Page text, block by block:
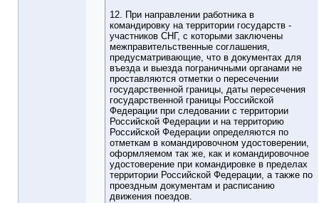
12. При направлении работника в
командировку на территории государств -
участников СНГ, с которыми заключены
межправительственные соглашения,
предусматривающие, что в документах для
въезда и выезда пограничными органами не
проставляются отметки о пересечении
государственной границы, даты пересечения
государственной границы Российской
Федерации при следовании с территории
Российской Федерации и на территорию
Российской Федерации определяются по
отметкам в командировочном удостоверении,
оформляемом так же, как и командировочное
удостоверение при командировке в пределах
территории Российской Федерации, а также по
проездным документам и расписанию
движения поездов.